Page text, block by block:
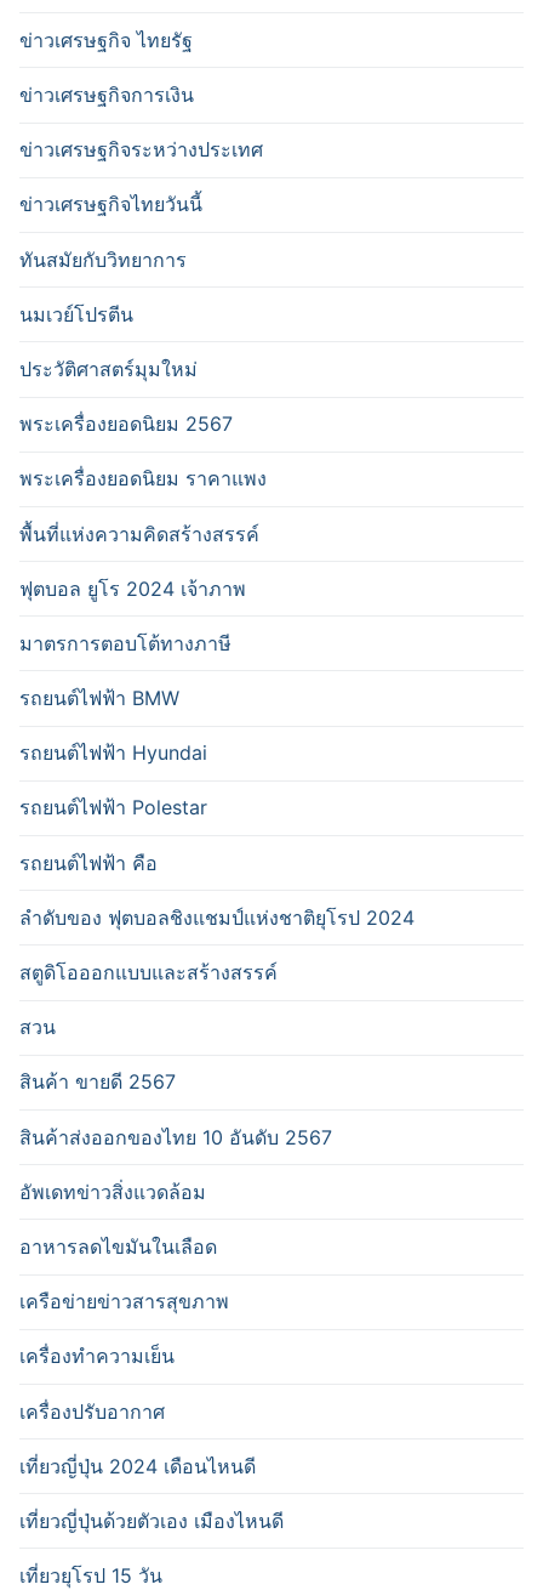
ข่าวเศรษฐกิจ ไทยรัฐ
ข่าวเศรษฐกิจการเงิน
ข่าวเศรษฐกิจระหว่างประเทศ
ข่าวเศรษฐกิจไทยวันนี้
ทันสมัยกับวิทยาการ
นมเวย์โปรตีน
ประวัติศาสตร์มุมใหม่
พระเครื่องยอดนิยม 2567
พระเครื่องยอดนิยม ราคาแพง
พื้นที่แห่งความคิดสร้างสรรค์
ฟุตบอล ยูโร 2024 เจ้าภาพ
มาตรการตอบโต้ทางภาษี
รถยนต์ไฟฟ้า BMW
รถยนต์ไฟฟ้า Hyundai
รถยนต์ไฟฟ้า Polestar
รถยนต์ไฟฟ้า คือ
ลำดับของ ฟุตบอลชิงแชมป์แห่งชาติยุโรป 2024
สตูดิโอออกแบบและสร้างสรรค์
สวน
สินค้า ขายดี 2567
สินค้าส่งออกของไทย 10 อันดับ 2567
อัพเดทข่าวสิ่งแวดล้อม
อาหารลดไขมันในเลือด
เครือข่ายข่าวสารสุขภาพ
เครื่องทำความเย็น
เครื่องปรับอากาศ
เที่ยวญี่ปุ่น 2024 เดือนไหนดี
เที่ยวญี่ปุ่นด้วยตัวเอง เมืองไหนดี
เที่ยวยุโรป 15 วัน